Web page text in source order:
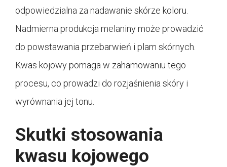
odpowiedzialna za nadawanie skórze koloru.
Nadmierna produkcja melaniny może prowadzić
do powstawania przebarwień i plam skórnych.
Kwas kojowy pomaga w zahamowaniu tego
procesu, co prowadzi do rozjaśnienia skóry i
wyrównania jej tonu.
Skutki stosowania
kwasu kojowego